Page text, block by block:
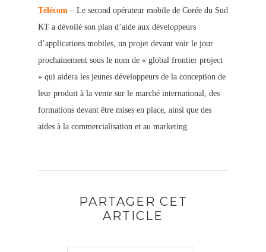
Télécom – Le second opérateur mobile de Corée du Sud
KT a dévoilé son plan d’aide aux développeurs
d’applications mobiles, un projet devant voir le jour
prochainement sous le nom de « global frontier project
» qui aidera les jeunes développeurs de la conception de
leur produit à la vente sur le marché international, des
formations devant être mises en place, ainsi que des
aides à la commercialisation et au marketing.
PARTAGER CET
ARTICLE